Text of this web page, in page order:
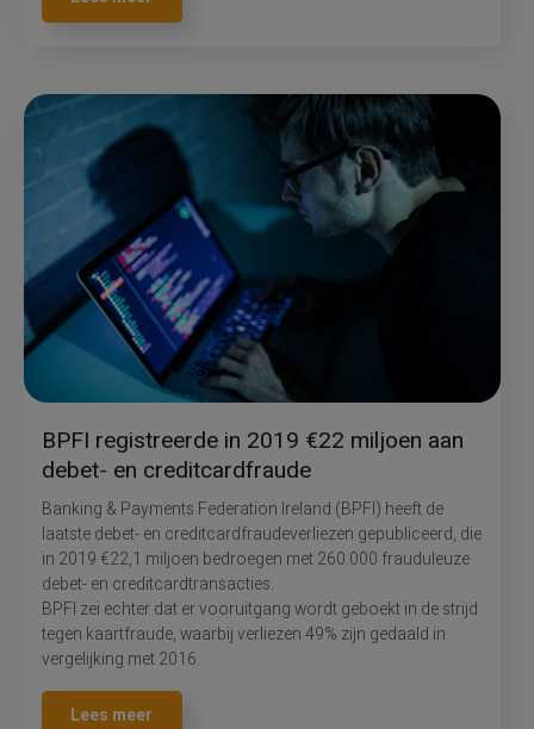
BPFI registreerde in 2019 €22 miljoen aan
debet- en creditcardfraude
Banking & Payments Federation Ireland (BPFI) heeft de
laatste debet- en creditcardfraudeverliezen gepubliceerd, die
in 2019 €22,1 miljoen bedroegen met 260.000 frauduleuze
debet- en creditcardtransacties.
BPFI zei echter dat er vooruitgang wordt geboekt in de strijd
tegen kaartfraude, waarbij verliezen 49% zijn gedaald in
vergelijking met 2016.
Lees meer